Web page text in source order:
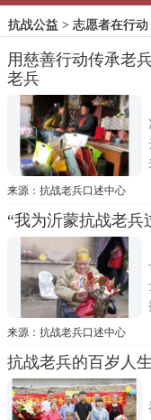
抗战公益 > 志愿者在行动
用慈善行动传承老
老兵
来源：抗战老兵口述中心
“我为沂蒙抗战老兵
来源：抗战老兵口述中心
抗战老兵的百岁人生